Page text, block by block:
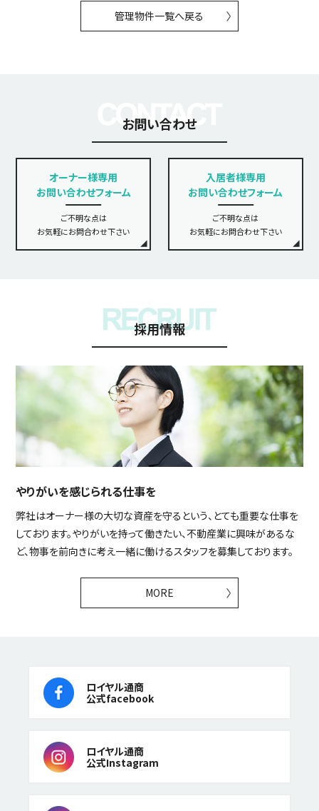
管理物件一覧へ戻る
お問い合わせ
オーナー様専用
お問い合わせフォーム
ご不明な点は
お気軽にお問合わせ下さい
入居者様専用
お問い合わせフォーム
ご不明な点は
お気軽にお問合わせ下さい
採用情報
やりがいを感じられる仕事を
弊社はオーナー様の大切な資産を守るという、とても重要な仕事を
しております。やりがいを持って働きたい、不動産業に興味があるな
ど、物事を前向きに考え一緒に働けるスタッフを募集しております。
MORE
ロイヤル通商
公式facebook
ロイヤル通商
公式Instagram